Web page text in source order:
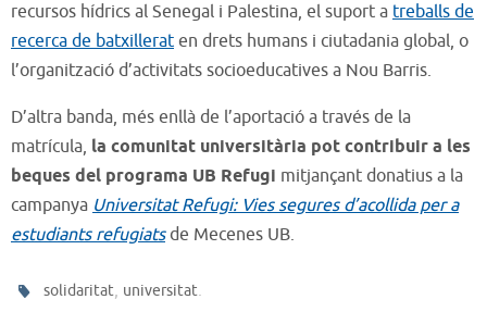
recursos hídrics al Senegal i Palestina, el suport a treballs de
recerca de batxillerat en drets humans i ciutadania global, o
l’organització d’activitats socioeducatives a Nou Barris.
D’altra banda, més enllà de l’aportació a través de la
matrícula, la comunitat universitària pot contribuir a les
beques del programa UB Refugi mitjançant donatius a la
campanya Universitat Refugi: Vies segures d’acollida per a
estudiants refugiatsde Mecenes UB.
solidaritat, universitat.